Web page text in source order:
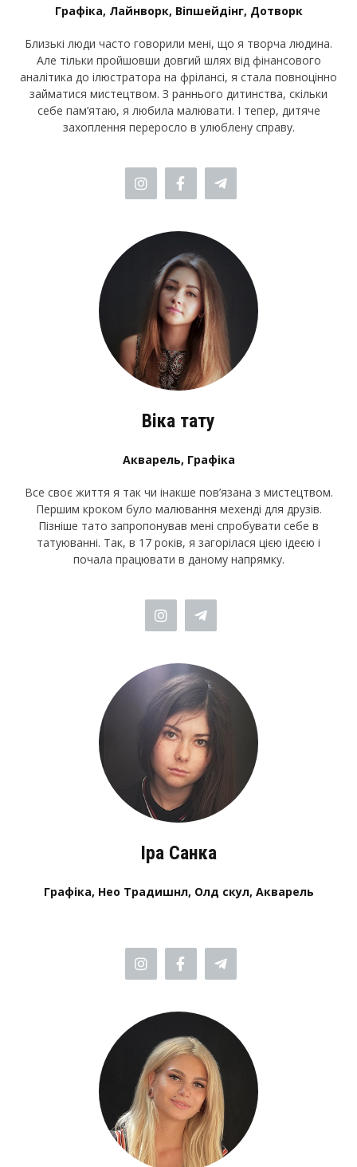
Графіка, Лайнворк, Віпшейдінг, Дотворк
Близькі люди часто говорили мені, що я творча людина.
Але тільки пройшовши довгий шлях від фінансового
аналітика до ілюстратора на фрілансі, я стала повноцінно
займатися мистецтвом. З раннього дитинства, скільки
себе пам’ятаю, я любила малювати. І тепер, дитяче
захоплення переросло в улюблену справу.
Вiка тату
Акварель, Графіка
Все своє життя я так чи інакше пов’язана з мистецтвом.
Першим кроком було малювання мехенді для друзів.
Пізніше тато запропонував мені спробувати себе в
татуюванні. Так, в 17 років, я загорілася цією ідеєю і
почала працювати в даному напрямку.
Іра Санка
Графіка, Нео Традишнл, Олд скул, Акварель